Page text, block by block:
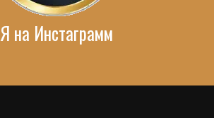
Я на Инстаграмм